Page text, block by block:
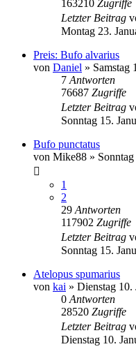
163210 Zugriffe
Letzter Beitrag
Montag 23.
Preis: Bufo alvarius
von Daniel » Samstag
7 Antworten
76687 Zugriffe
Letzter Beitrag
Sonntag 15.
Bufo punctatus
von Mike88 »
1
2
29 Antworten
117902 Zugriffe
Letzter Beitrag
Sonntag 15.
Atelopus spumarius
von kai » Dienstag 10.
0 Antworten
28520 Zugriffe
Letzter Beitrag
Dienstag 10.